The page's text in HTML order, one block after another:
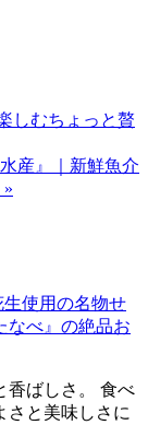
しむちょっと贅
産』｜新鮮魚介
生使用の名物せ
なべ』の絶品お
香ばしさ。 食べ
さと美味しさに